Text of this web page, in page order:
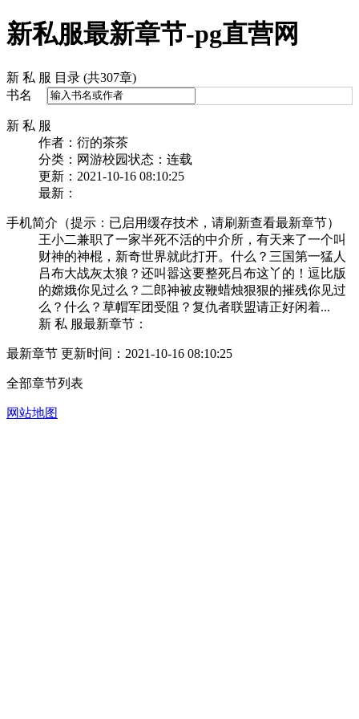
新私服最新章节-pg直营网
新 私 服 目录 (共307章)
书名
新 私 服
作者：衍的茶茶
分类：网游校园状态：连载
更新：2021-10-16 08:10:25
最新：
手机简介（提示：已启用缓存技术，请刷新查看最新章节）
王小二兼职了一家半死不活的中介所，有天来了一个叫
财神的神棍，新奇世界就此打开。什么？三国第一猛人
吕布大战灰太狼？还叫嚣这要整死吕布这丫的！逗比版
的嫦娥你见过么？二郎神被皮鞭蜡烛狠狠的摧残你见过
么？什么？草帽军团受阻？复仇者联盟请正好闲着...
新 私 服最新章节：
最新章节 更新时间：2021-10-16 08:10:25
全部章节列表
网站地图